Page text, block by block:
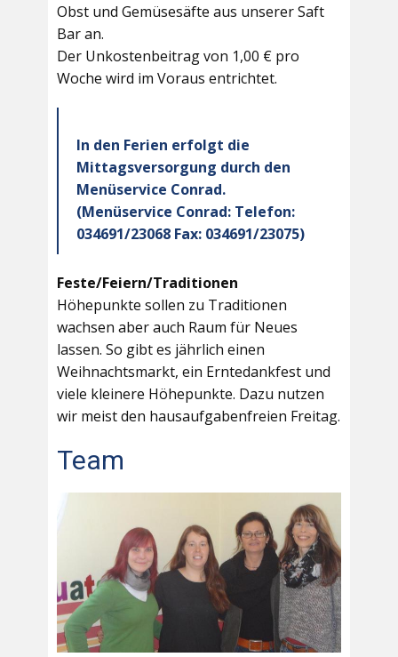
Obst und Gemüsesäfte aus unserer Saft
Bar an.
Der Unkostenbeitrag von 1,00 € pro
Woche wird im Voraus entrichtet.
In den Ferien erfolgt die
Mittagsversorgung durch den
Menüservice Conrad.
(Menüservice Conrad: Telefon:
034691/23068 Fax: 034691/23075)
Feste/Feiern/Traditionen
Höhepunkte sollen zu Traditionen
wachsen aber auch Raum für Neues
lassen. So gibt es jährlich einen
Weihnachtsmarkt, ein Erntedankfest und
viele kleinere Höhepunkte. Dazu nutzen
wir meist den hausaufgabenfreien Freitag.
Team